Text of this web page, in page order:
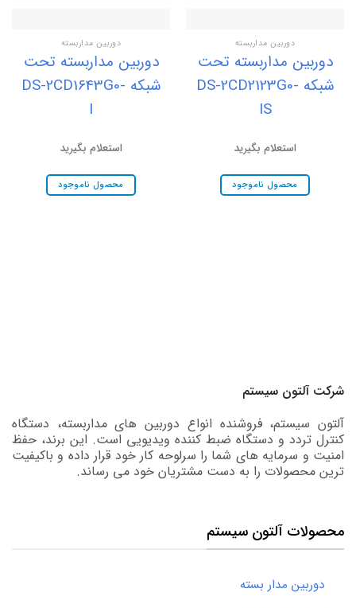
دوربین مداربسته
دوربین مداربسته تحت
شبکه DS-2CD2123G0-
IS
استعلام بگیرید
محصول ناموجود
دوربین مداربسته
دوربین مداربسته تحت
شبکه DS-2CD1643G0-
I
استعلام بگیرید
محصول ناموجود
شرکت آلتون سیستم
آلتون سیستم، فروشنده انواع دوربین های مداربسته، دستگاه
کنترل تردد و دستگاه ضبط کننده ویدیویی است. این برند، حفظ
امنیت و سرمایه های شما را سرلوحه کار خود قرار داده و باکیفیت
ترین محصولات را به دست مشتریان خود می رساند.
محصولات آلتون سیستم
دوربین مدار بسته